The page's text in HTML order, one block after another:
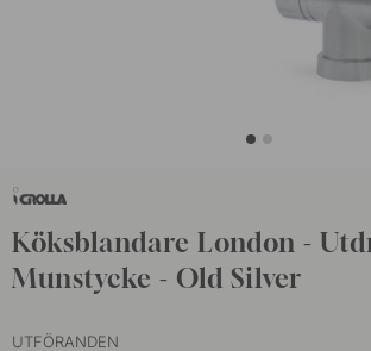
Köksblandare London -
Munstycke - Old Silver
UTFÖRANDEN